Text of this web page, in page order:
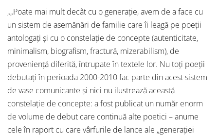
„„Poate mai mult decât cu o generație, avem de a face cu
un sistem de asemănări de familie care îi leagă pe poeții
antologați și cu o constelație de concepte (autenticitate,
minimalism, biografism, fractură, mizerabilism), de
proveniență diferită, întrupate în textele lor. Nu toți poeții
debutați în perioada 2000-2010 fac parte din acest sistem
de vase comunicante și nici nu ilustrează această
constelație de concepte: a fost publicat un număr enorm
de volume de debut care continuă alte poetici – anume
cele în raport cu care vârfurile de lance ale „generației